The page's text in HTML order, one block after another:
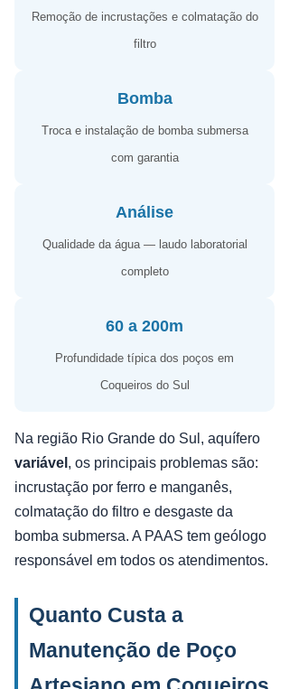
Remoção de incrustações e colmatação do
filtro
Bomba
Troca e instalação de bomba submersa
com garantia
Análise
Qualidade da água — laudo laboratorial
completo
60 a 200m
Profundidade típica dos poços em
Coqueiros do Sul
Na região Rio Grande do Sul, aquífero
variável , os principais problemas são:
incrustação por ferro e manganês,
colmatação do filtro e desgaste da
bomba submersa. A PAAS tem geólogo
responsável em todos os atendimentos.
Quanto Custa a
Manutenção de Poço